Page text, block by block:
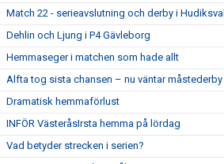
Match 22 - serieavslutning och derby i Hudiksvall
Dehlin och Ljung i P4 Gävleborg
Hemmaseger i matchen som hade allt
Alfta tog sista chansen – nu väntar måstederby
Dramatisk hemmaförlust
INFÖR VästeråsIrsta hemma på lördag
Vad betyder strecken i serien?